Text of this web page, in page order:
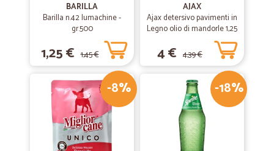
BARILLA
Barilla n.42 lumachine -
gr.500
1,25 € 1,45 €
AJAX
Ajax detersivo pavimenti in
Legno olio di mandorle 1,25
4 € 4,39 €
-8% -18%